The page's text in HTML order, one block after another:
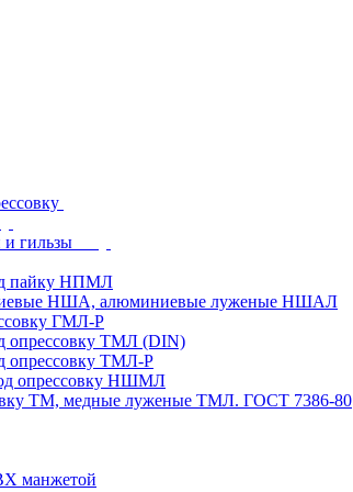
гильзы
пайку НПМЛ
НША, алюминиевые луженые НШАЛ
ГМЛ-Р
опрессовку ТМЛ (DIN)
опрессовку ТМЛ-Р
опрессовку НШМЛ
ТМ, медные луженые ТМЛ. ГОСТ 7386-80
манжетой